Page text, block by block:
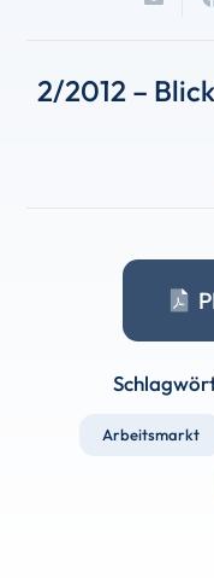
2/2012 –
Arbeitsmarkt